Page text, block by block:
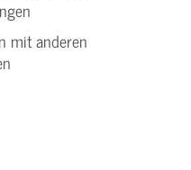
mit anderen